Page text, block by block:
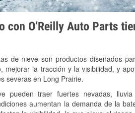
con O’Reilly Auto Parts
de nieve son productos diseñados
la tracción y la visibilidad, y
severas en Long Prairie.
pueden traer fuertes nevadas,
aumentan la demanda de la